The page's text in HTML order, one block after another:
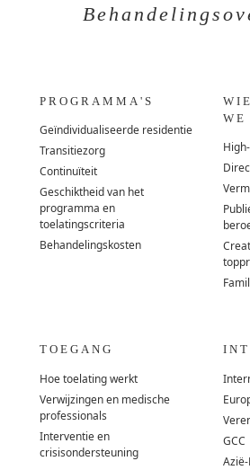
PROGRAMMA'S
Geïndividualiseerde residentie
Transitiezorg
Continuïteit
Geschiktheid van het
programma en
toelatingscriteria
Behandelingskosten
WE
TOEGANG
Hoe toelating werkt
Verwijzingen en medische
professionals
Interventie en
crisisondersteuning
GCC